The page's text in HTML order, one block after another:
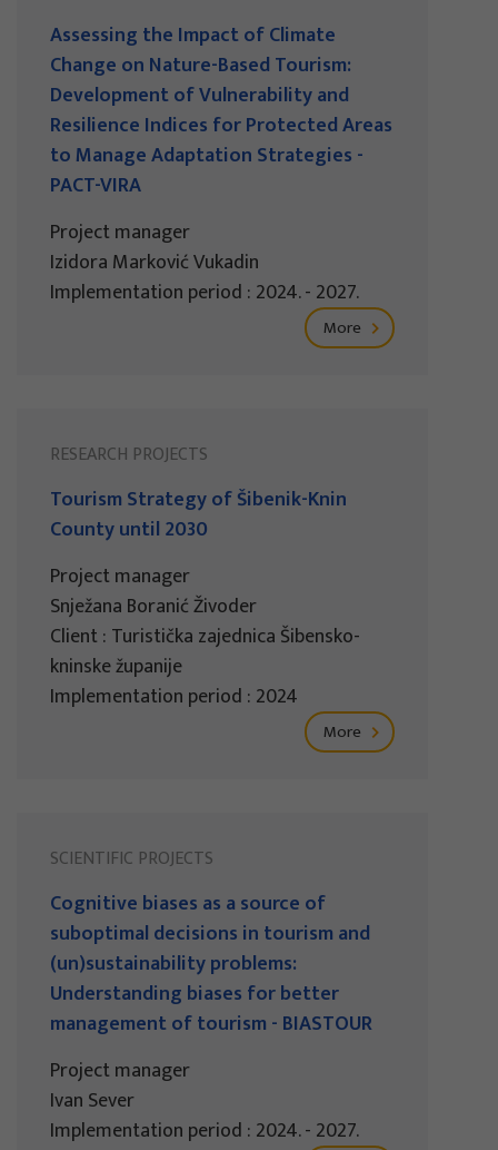
Assessing the Impact of Climate
Change on Nature-Based Tourism:
Development of Vulnerability and
Resilience Indices for Protected Areas
to Manage Adaptation Strategies -
PACT-VIRA
Project manager
Izidora Marković Vukadin
Implementation period : 2024. - 2027.
More
RESEARCH PROJECTS
Tourism Strategy of Šibenik-Knin
County until 2030
Project manager
Snježana Boranić Živoder
Client : Turistička zajednica Šibensko-
kninske županije
Implementation period : 2024
More
SCIENTIFIC PROJECTS
Cognitive biases as a source of
suboptimal decisions in tourism and
(un)sustainability problems:
Understanding biases for better
management of tourism - BIASTOUR
Project manager
Ivan Sever
Implementation period : 2024. - 2027.